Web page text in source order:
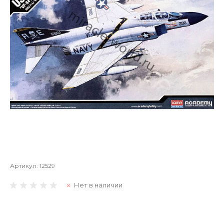
Артикул: 12529
Нет в наличии